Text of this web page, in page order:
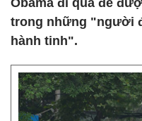
Obama đi qua để
trong những "người
hành tinh".